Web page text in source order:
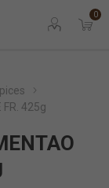
0
FR. 425g